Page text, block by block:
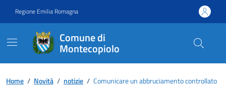
Regione Emilia Romagna
Comune di
Montecopiolo
Contenuti in evidenza
Home / Novità / notizie / Comunicare un abbruciamento controllato